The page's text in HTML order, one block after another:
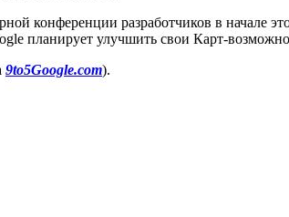
конференции разработчиков в начале
планирует улучшить свои Карт-
9to5Google.com).